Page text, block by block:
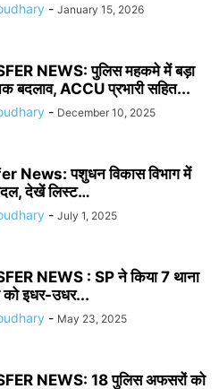
- January 15, 2026
NEWS: पुलिस महकमे में बड़ा
बदलाव, ACCU प्रभारी सहित...
- December 10, 2025
News: पशुधन विकास विभाग में
देखें लिस्ट…
- July 1, 2025
NEWS : SP ने किया 7 थाना
को इधर-उधर...
- May 23, 2025
NEWS: 18 पुलिस अफसरों को